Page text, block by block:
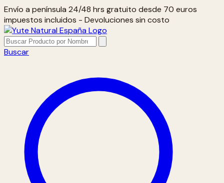
Envío a península 24/48 hrs gratuito desde 70 euros
impuestos incluidos - Devoluciones sin costo
Buscar